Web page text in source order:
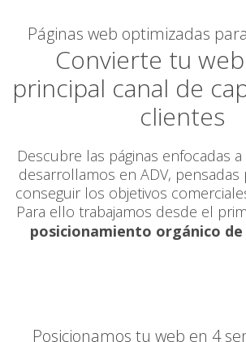
Páginas web optimizadas
Convierte tu
principal canal de
clientes
Descubre las páginas enfocadas
desarrollamos en ADV, pensadas
conseguir los objetivos
Para ello trabajamos desde el
posicionamiento orgánico de
Posicionamos tu web en 4